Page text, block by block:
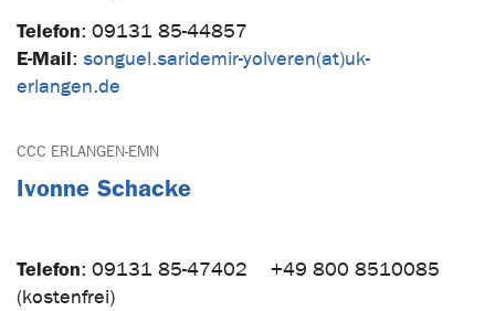
Telefon: 09131 85-44857
E-Mail: songuel.saridemir-yolveren(at)uk-
erlangen.de
CCC ERLANGEN-EMN
Ivonne Schacke
Telefon: 09131 85-47402
+49 800 8510085
(kostenfrei)